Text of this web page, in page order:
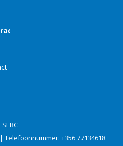
SERC
| Telefoonnummer: +356 77134618